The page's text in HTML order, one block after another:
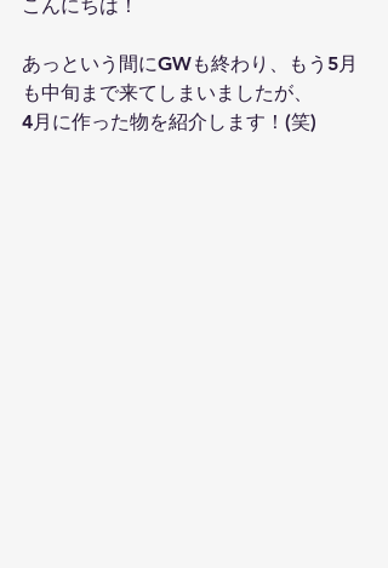
こんにちは！
あっという間にGWも終わり、もう5月
も中旬まで来てしまいましたが、
4月に作った物を紹介します！(笑)